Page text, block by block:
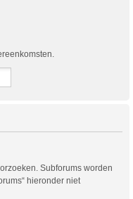
Subforums worden
hieronder niet